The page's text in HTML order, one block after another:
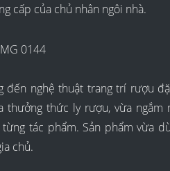
cấp của chủ nhân ngôi nhà.
nghệ thuật trang trí rượu
thức ly rượu, vừa ngắm
tác phẩm. Sản phẩm vừa
chủ.